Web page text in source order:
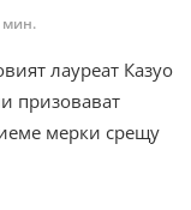
мин.
лауреат Казуо
призовават
мерки срещу